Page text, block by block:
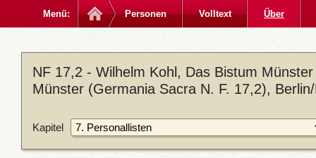
Menü: Personen Volltext Über
NF 17,2 - Wilhelm Kohl, Das Bistum
Münster (Germania Sacra N. F. 17,2),
Kapitel